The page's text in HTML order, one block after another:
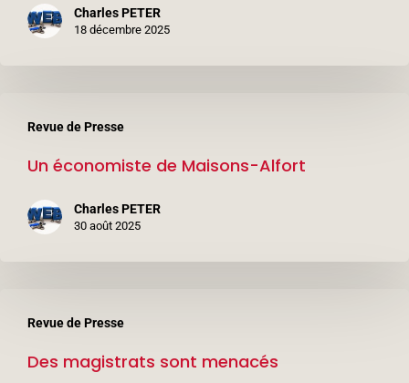
Charles PETER
18 décembre 2025
Revue de Presse
économiste
Alfort
Un économiste de Maisons-Alfort
Charles PETER
30 août 2025
Revue de Presse
magistrats
sontDes magistrats sont menacés